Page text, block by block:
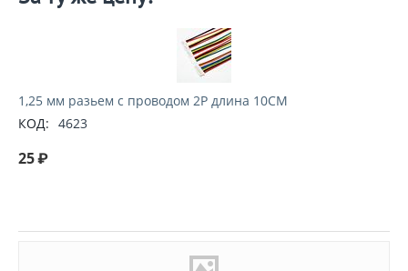
1,25 мм разьем с проводом 2P длина 10CM
КОД: 4623
25₽